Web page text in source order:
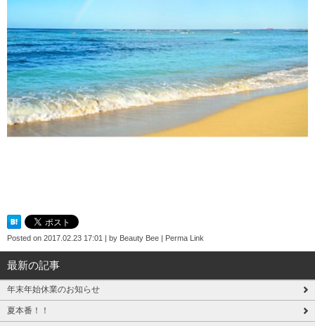
Posted on 2017.02.23 17:01 by Beauty Bee Perma Link
最新の記事
年末年始休業のお知らせ
夏本番！！